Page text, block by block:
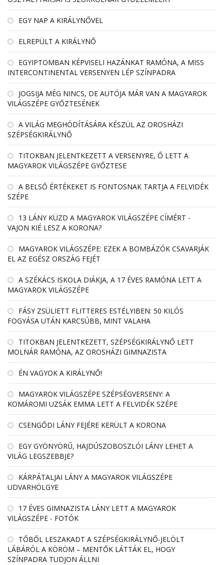
EGY NAP A KIRÁLYNŐVEL
ELREPÜLT A KIRÁLYNŐ
EGYIPTOMBAN KÉPVISELI HAZÁNKAT RAMÓNA, A MISS
INTERCONTINENTAL VERSENYEN LÉP SZÍNPADRA
JOGSIJA MÉG NINCS, DE AUTÓJA MÁR VAN A MAGYAROK
VILÁGSZÉPE GYŐZTESÉNEK
A VILÁG MEGHÓDÍTÁSÁRA KÉSZÜL AZ OROSHÁZI
SZÉPSÉGKIRÁLYNŐ
TITOKBAN JELENTKEZETT A VERSENYRE, Ő LETT A
MAGYAROK VILÁGSZÉPE GYŐZTESE
A BELSŐ ÉRTÉKEKET IS FONTOSNAK TARTJA A FELVIDÉK
SZÉPE
13 LÁNY KÜZD A MAGYAROK VILÁGSZÉPE CÍMÉRT -
VAJON KIÉ LESZ A KORONA?
MAGYAROK VILÁGSZÉPE: EZEK A BOMBÁZÓK CSAVARJÁK
EL AZ EGÉSZ ORSZÁG FEJÉT
A SZÉKÁCS ISKOLA DIÁKJA, A 17 ÉVES RAMÓNA LETT A
MAGYAROK VILÁGSZÉPE
FÁSY ZSÜLIETT FLITTERES ESTÉLYIBEN: 50 KILÓS
FOGYÁSA UTÁN KARCSÚBB, MINT VALAHA
TITOKBAN JELENTKEZETT, SZÉPSÉGKIRÁLYNŐ LETT
MOLNÁR RAMÓNA, AZ OROSHÁZI GIMNAZISTA
ÉN VAGYOK A KIRÁLYNŐ!
MAGYAROK VILÁGSZÉPE SZÉPSÉGVERSENY: A
KOMÁROMI UZSÁK EMMA LETT A FELVIDÉK SZÉPE
CSENGŐDI LÁNY FEJÉRE KERÜLT A KORONA
EGY GYÖNYÖRŰ, HAJDÚSZOBOSZLÓI LÁNY LEHET A
VILÁG LEGSZEBBJE?
KÁRPÁTALJAI LÁNY A MAGYAROK VILÁGSZÉPE
UDVARHÖLGYE
17 ÉVES GIMNAZISTA LÁNY LETT A MAGYAROK
VILÁGSZÉPE - FOTÓK
TŐBŐL LESZAKADT A SZÉPSÉGKIRÁLYNŐ-JELÖLT
LÁBÁRÓL A KÖRÖM – MENTŐK LÁTTÁK EL, HOGY
SZÍNPADRA TUDJON ÁLLNI